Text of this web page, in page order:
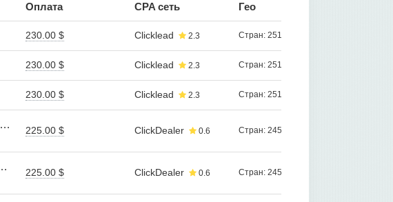
Оплата CPA сеть Гео
230.00 $ Clicklead 2.3 Стран: 251
230.00 $ Clicklead 2.3 Стран: 251
230.00 $ Clicklead 2.3 Стран: 251
225.00 $ ClickDealer 0.6 Стран: 245
225.00 $ ClickDealer 0.6 Стран: 245